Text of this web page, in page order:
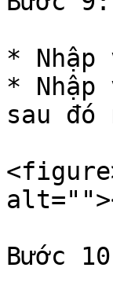
*
*
sau
Bước